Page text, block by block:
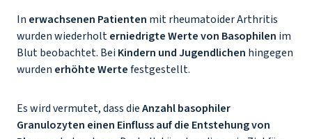
In erwachsenen Patienten mit rheumatoider Arthritis
wurden wiederholterniedrigte Werte von Basophilen im
Blut beobachtet. Bei Kindern und Jugendlichen hingegen
wurden erhöhte Wertefestgestellt.
Es wird vermutet, dass dieAnzahl basophiler
Granulozyten einen Einfluss auf die Entstehung von